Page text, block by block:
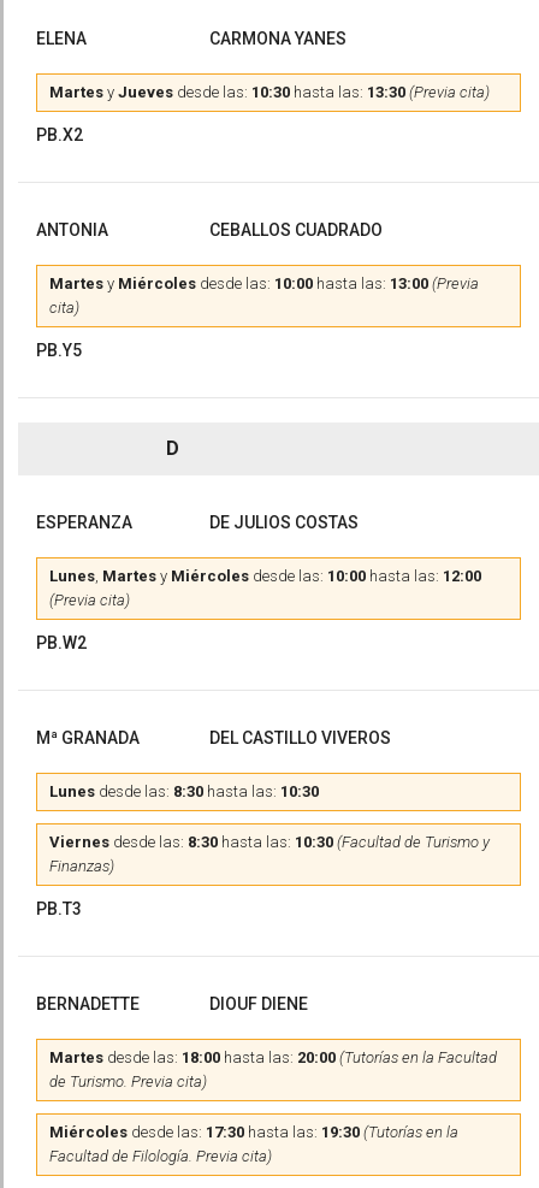
ELENA CARMONA YANES
Martes y Jueves desde las: 10:30 hasta las: 13:30 (Previa cita)
PB.X2
ANTONIA CEBALLOS CUADRADO
Martes y Miércoles desde las: 10:00 hasta las: 13:00 (Previa
cita)
PB.Y5
D
ESPERANZA DE JULIOS COSTAS
Lunes, Martes y Miércoles desde las: 10:00 hasta las: 12:00
(Previa cita)
PB.W2
Mª GRANADA DEL CASTILLO VIVEROS
Lunes desde las: 8:30 hasta las: 10:30
Viernes desde las: 8:30 hasta las: 10:30 (Facultad de Turismo y
Finanzas)
PB.T3
BERNADETTE DIOUF DIENE
Martes desde las: 18:00 hasta las: 20:00 (Tutorías en la Facultad
de Turismo. Previa cita)
Miércoles desde las: 17:30 hasta las: 19:30 (Tutorías en la
Facultad de Filología. Previa cita)